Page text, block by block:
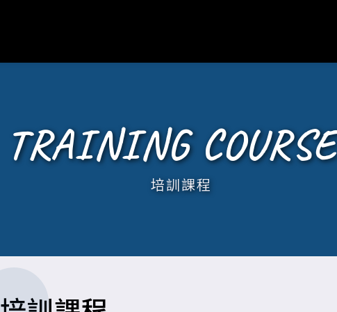
TRAINING
培訓課程